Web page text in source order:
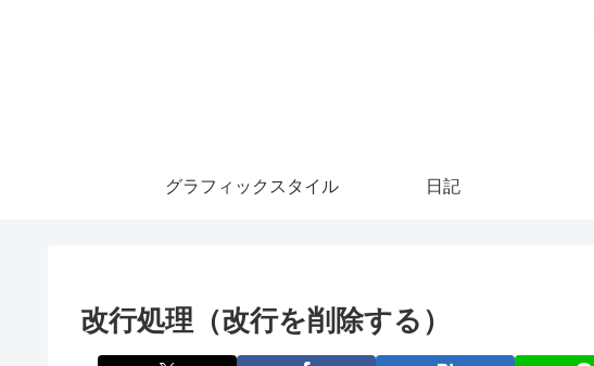
グラフィックスタイル 日記
改行処理（改行を削除する）